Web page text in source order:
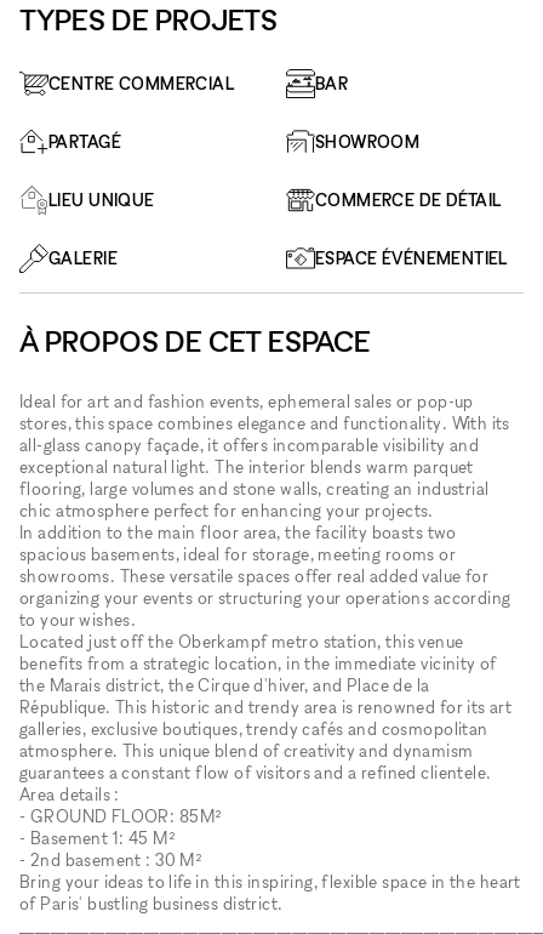
TYPES DE PROJETS
CENTRE COMMERCIAL BAR
PARTAGÉ SHOWROOM
LIEU UNIQUE COMMERCE DE DÉTAIL
GALERIE ESPACE ÉVÉNEMENTIEL
À PROPOS DE CET ESPACE
Ideal for art and fashion events, ephemeral sales or pop-up
stores, this space combines elegance and functionality. With its
all-glass canopy façade, it offers incomparable visibility and
exceptional natural light. The interior blends warm parquet
flooring, large volumes and stone walls, creating an industrial
chic atmosphere perfect for enhancing your projects.
In addition to the main floor area, the facility boasts two
spacious basements, ideal for storage, meeting rooms or
showrooms. These versatile spaces offer real added value for
organizing your events or structuring your operations according
to your wishes.
Located just off the Oberkampf metro station, this venue
benefits from a strategic location, in the immediate vicinity of
the Marais district, the Cirque d'hiver, and Place de la
République. This historic and trendy area is renowned for its art
galleries, exclusive boutiques, trendy cafés and cosmopolitan
atmosphere. This unique blend of creativity and dynamism
guarantees a constant flow of visitors and a refined clientele.
Area details :
- GROUND FLOOR: 85M²
- Basement 1: 45 M²
- 2nd basement : 30 M²
Bring your ideas to life in this inspiring, flexible space in the heart
of Paris' bustling business district.